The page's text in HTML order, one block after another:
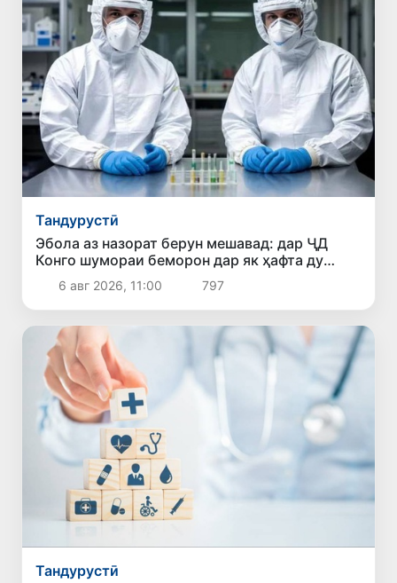
Тандурустӣ
Эбола аз назорат берун мешавад: дар ҶД
Конго шумораи беморон дар як ҳафта ду
баробар афзуд, СУТ бонги хатар мезанад
6 авг 2026, 11:00 797
Тандурустӣ